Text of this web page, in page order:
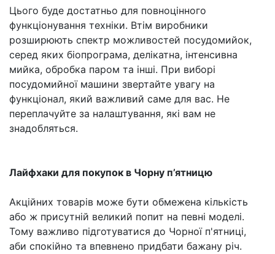
Цього буде достатньо для повноцінного
функціонування техніки. Втім виробники
розширюють спектр можливостей посудомийок,
серед яких біопрограма, делікатна, інтенсивна
мийка, обробка паром та інші. При виборі
посудомийної машини звертайте увагу на
функціонал, який важливий саме для вас. Не
переплачуйте за налаштування, які вам не
знадобляться.
Лайфхаки для покупок в Чорну п’ятницю
Акційних товарів може бути обмежена кількість
або ж присутній великий попит на певні моделі.
Тому важливо підготуватися до Чорної п'ятниці,
аби спокійно та впевнено придбати бажану річ.